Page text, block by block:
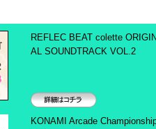
REFLEC BEAT colette
AL SOUNDTRACK VOL.2
KONAMI Arcade